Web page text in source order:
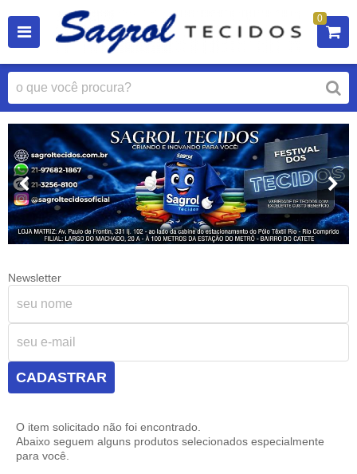
0
Newsletter
CADASTRAR
O item solicitado não foi encontrado.
Abaixo seguem alguns produtos selecionados especialmente
para você.